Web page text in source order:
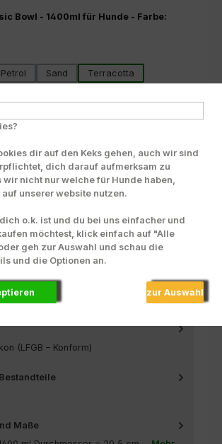
Bowl - 1400ml für Hunde - Farbe:
Petrol Sand Terracotta
und Versandkosten
43364
sind erhältlich in 3 Größen ( 350ml,
)…
Mehr
(LFGB – Konform)
Maße
dir auf den Keks gehen, auch wir sind
dich darauf aufmerksam zu
wir nicht nur welche für Hunde haben,
unserer website nutzen.
o.k. ist und du bei uns einfacher und
möchtest, klick einfach auf "Alle
geh zur Auswahl und schau die
und die Optionen an.
zur Auswahl